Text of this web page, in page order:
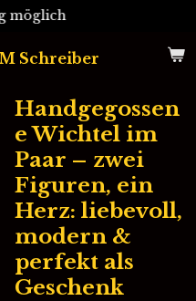
Schreiber
möglich
Handgegossen
e Wichtel im
Paar – zwei
Figuren, ein
Herz: liebevoll,
modern &
perfekt als
Geschenk